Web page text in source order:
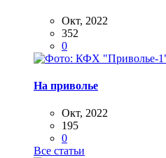
Окт, 2022
352
0
На приволье
Окт, 2022
195
0
Все статьи